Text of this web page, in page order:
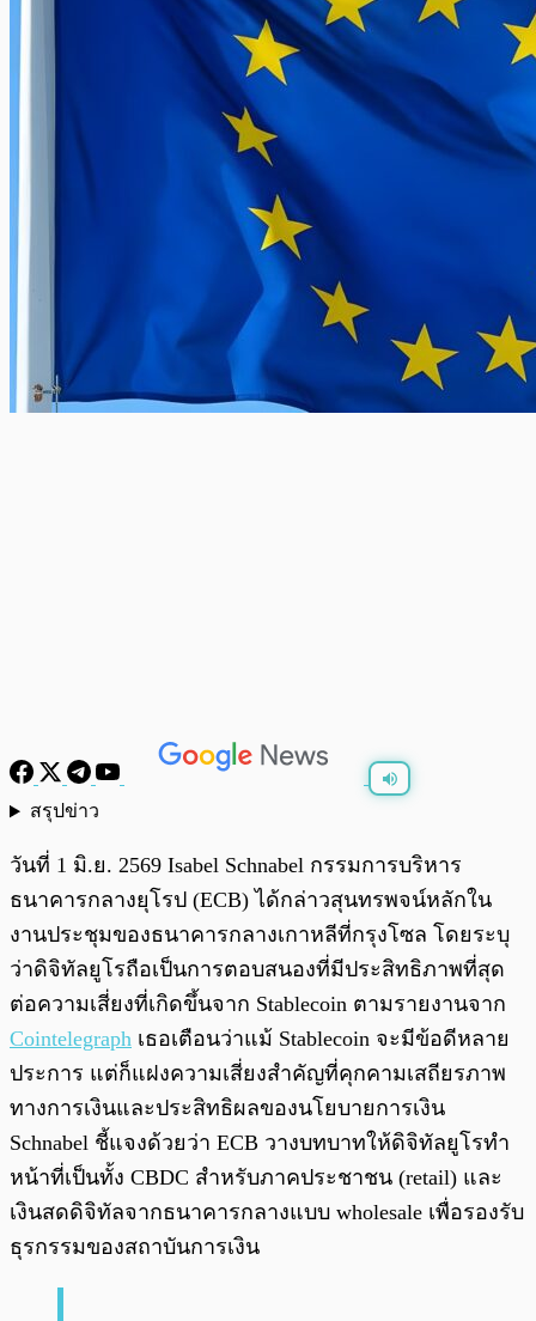
สรุปข่าว
วันที่ 1 มิ.ย. 2569 Isabel Schnabel กรรมการบริหาร
ธนาคารกลางยุโรป (ECB) ได้กล่าวสุนทรพจน์หลักใน
งานประชุมของธนาคารกลางเกาหลีที่กรุงโซล โดยระบุ
ว่าดิจิทัลยูโรถือเป็นการตอบสนองที่มีประสิทธิภาพที่สุด
ต่อความเสี่ยงที่เกิดขึ้นจาก Stablecoin ตามรายงานจาก
Cointelegraph เธอเตือนว่าแม้ Stablecoin จะมีข้อดีหลาย
ประการ แต่ก็แฝงความเสี่ยงสำคัญที่คุกคามเสถียรภาพ
ทางการเงินและประสิทธิผลของนโยบายการเงิน
Schnabel ชี้แจงด้วยว่า ECB วางบทบาทให้ดิจิทัลยูโรทำ
หน้าที่เป็นทั้ง CBDC สำหรับภาคประชาชน (retail) และ
เงินสดดิจิทัลจากธนาคารกลางแบบ wholesale เพื่อรองรับ
ธุรกรรมของสถาบันการเงิน